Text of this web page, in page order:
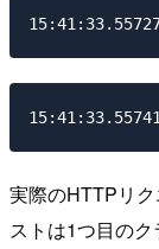
実際のHTTPリ
ストは1つ目の